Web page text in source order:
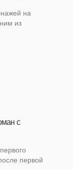
на
из
с
первой